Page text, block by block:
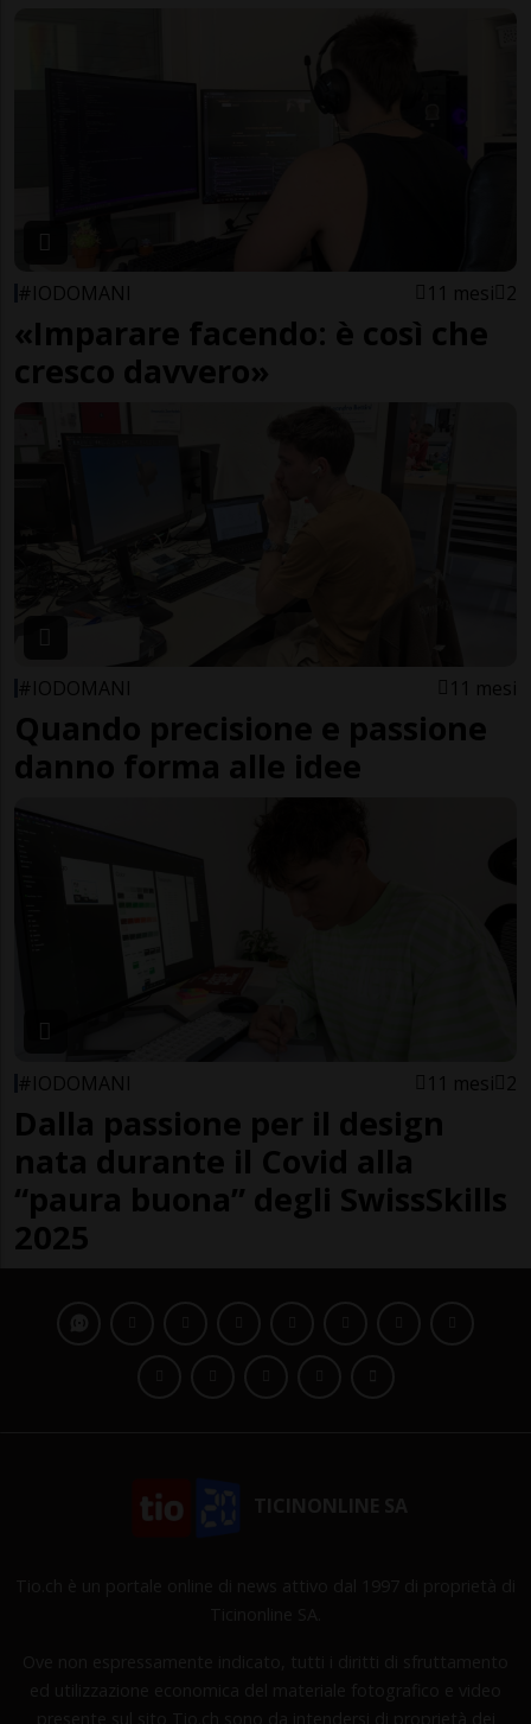
#IODOMANI 11 mesi 2
«Imparare facendo: è così che
cresco davvero»
#IODOMANI 11 mesi
Quando precisione e passione
danno forma alle idee
#IODOMANI 11 mesi 2
Dalla passione per il design
nata durante il Covid alla
“paura buona” degli SwissSkills
2025